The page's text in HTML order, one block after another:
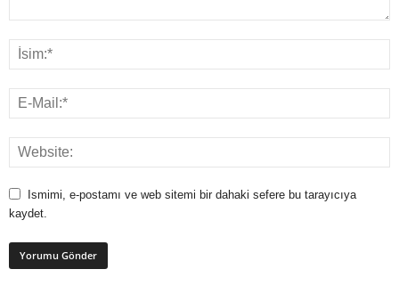
Ismimi, e-postamı ve web sitemi bir dahaki sefere bu tarayıcıya
kaydet.